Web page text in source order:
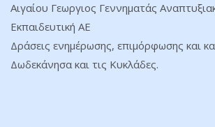
Αιγαίου Γεωργιος Γεννηματάς
Εκπαιδευτική ΑΕ
Δράσεις ενημέρωσης, επιμόρφωσης και
Δωδεκάνησα και τις Κυκλάδες.